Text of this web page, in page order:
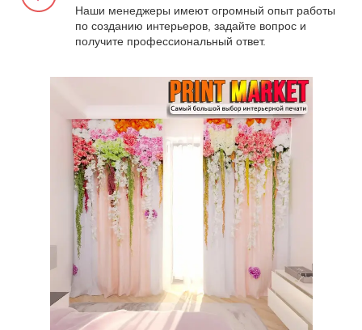
Наши менеджеры имеют огромный опыт работы
по созданию интерьеров, задайте вопрос и
получите профессиональный ответ.